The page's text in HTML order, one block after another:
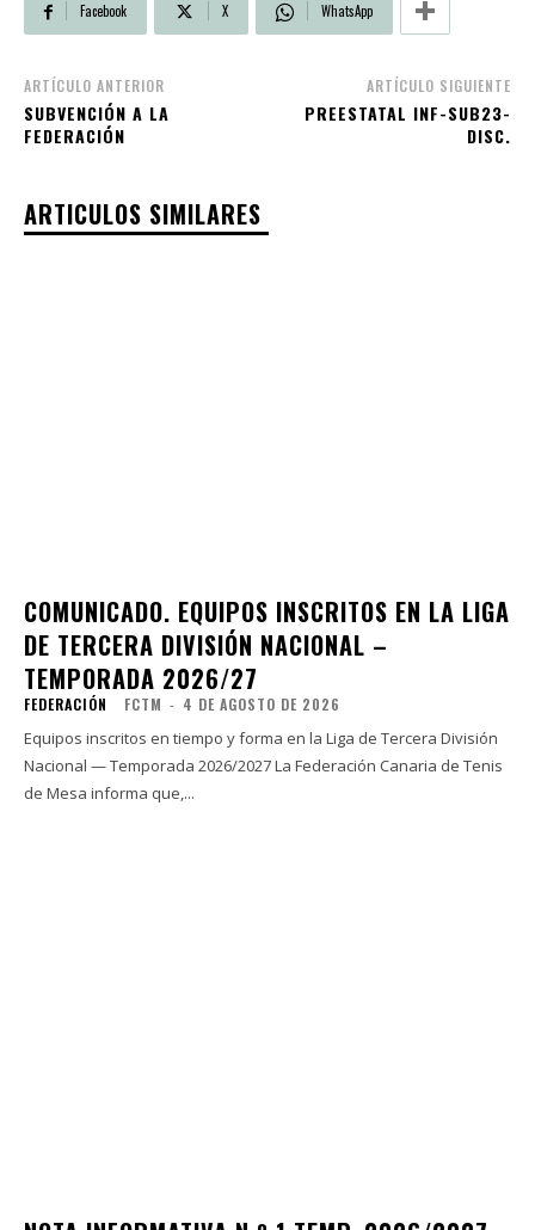
Facebook X WhatsApp
ARTÍCULO ANTERIOR
SUBVENCIÓN A LA
FEDERACIÓN
ARTÍCULO SIGUIENTE
PREESTATAL INF-SUB23-
DISC.
ARTICULOS SIMILARES
COMUNICADO. EQUIPOS INSCRITOS EN LA LIGA
DE TERCERA DIVISIÓN NACIONAL –
TEMPORADA 2026/27
FEDERACIÓN FCTM - 4 DE AGOSTO DE 2026
Equipos inscritos en tiempo y forma en la Liga de Tercera División
Nacional — Temporada 2026/2027 La Federación Canaria de Tenis
de Mesa informa que,...